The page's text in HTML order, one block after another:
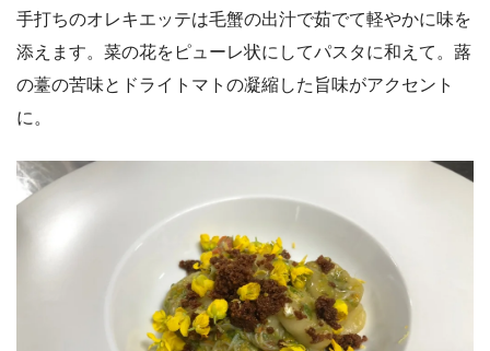
手打ちのオレキエッテは毛蟹の出汁で茹でて軽やかに味を
添えます。菜の花をピューレ状にしてパスタに和えて。蕗
の薹の苦味とドライトマトの凝縮した旨味がアクセント
に。